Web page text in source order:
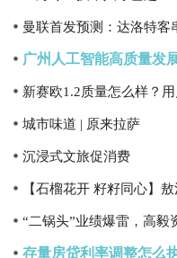
曼联首发预测：达洛特客
新赛欧1.2质量怎么样？
城市味道 | 原来拉萨
沉浸式文旅促消费